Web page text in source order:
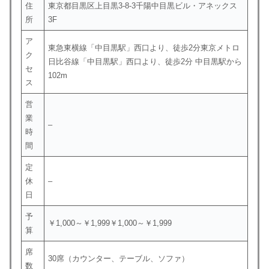
住
所
東京都目黒区上目黒3-8-3千陽中目黒ビル・アネックス
3F
ア
ク
セ
ス
東急東横線「中目黒駅」西口より、徒歩2分東京メトロ
日比谷線「中目黒駅」西口より、徒歩2分 中目黒駅から
102m
営
業
時
間
–
定
休
日
–
予
算
￥1,000～￥1,999￥1,000～￥1,999
席
数
30席（カウンター、テーブル、ソファ）